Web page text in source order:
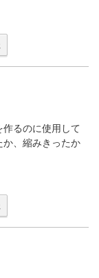
るのに使用して
か、縮みきったか